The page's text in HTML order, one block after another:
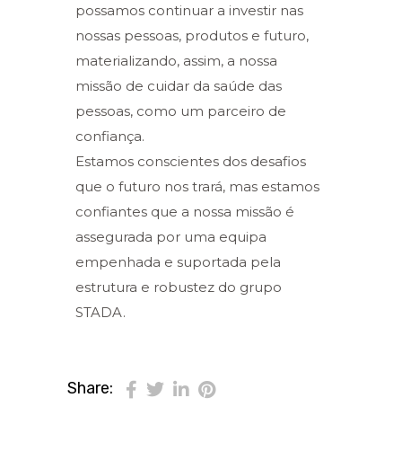
possamos continuar a investir nas
nossas pessoas, produtos e futuro,
materializando, assim, a nossa
missão de cuidar da saúde das
pessoas, como um parceiro de
confiança.
Estamos conscientes dos desafios
que o futuro nos trará, mas estamos
confiantes que a nossa missão é
assegurada por uma equipa
empenhada e suportada pela
estrutura e robustez do grupo
STADA.
Share: